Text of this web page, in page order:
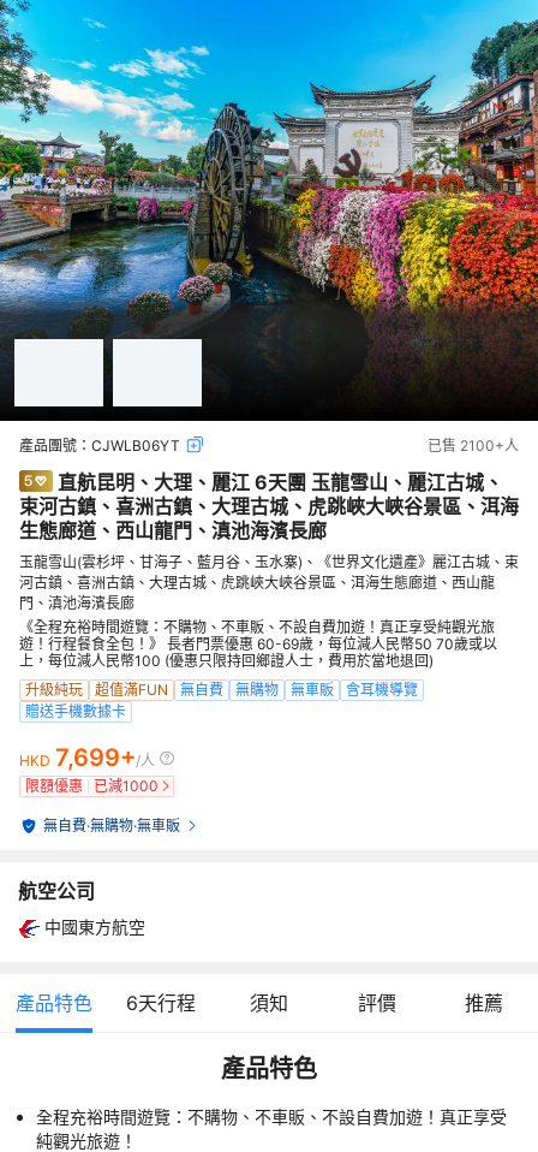
產品團號： CJWLB06YT 已售 2100+人
直航昆明、大理、麗江 6天團 玉龍雪山、麗江古城、
束河古鎮、喜洲古鎮、大理古城、虎跳峽大峽谷景區、洱海
生態廊道、西山龍門、滇池海濱長廊
玉龍雪山(雲杉坪、甘海子、藍月谷、玉水寨)、《世界文化遺產》麗江古城、束
河古鎮、喜洲古鎮、大理古城、虎跳峽大峽谷景區、洱海生態廊道、西山龍
門、滇池海濱長廊
《全程充裕時間遊覽：不購物、不車販、不設自費加遊！真正享受純觀光旅
遊！行程餐食全包！》 長者門票優惠 60-69歲，每位減人民幣50 70歲或以
上，每位減人民幣100 (優惠只限持回鄉證人士，費用於當地退回)
升級純玩
超值滿FUN 無自費 無購物 無車販
含耳機導覽
贈送手機數據卡
HKD 7,699+/人
限額優惠
已減1000
無自費·無購物·無車販
航空公司
中國東方航空
產品特色 6天行程 須知 評價 推薦
產品特色
全程充裕時間遊覽：不購物、不車販、不設自費加遊！真正享受
純觀光旅遊！